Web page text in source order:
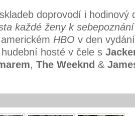
doprovodí i hodinový
každé ženy k
HBO v den
hosté v čele s
, The Weeknd &